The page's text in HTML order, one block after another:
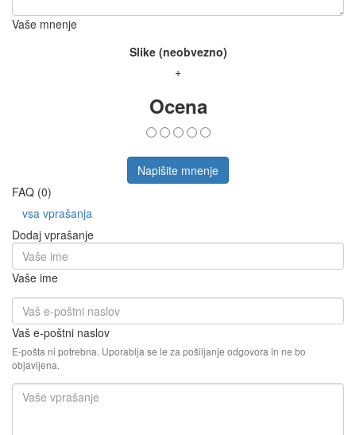
Vaše mnenje
Slike (neobvezno)
+
Ocena
Napišite mnenje
FAQ (0)
vsa vprašanja
Dodaj vprašanje
Vaše ime
Vaš e-poštni naslov
E-pošta ni potrebna. Uporablja se le za pošiljanje odgovora in ne bo
objavljena.